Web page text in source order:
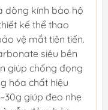
dòng kính bảo hộ
kế thể thao
vệ mắt tiên tiến.
siêu bền
giúp chống đọng
hóa chất hiệu
giúp đeo nhẹ